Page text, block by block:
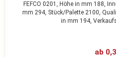
FEFCO 0201, Höhe in mm 188,
mm 294, Stück/Palette 2100,
in mm 194,
ab